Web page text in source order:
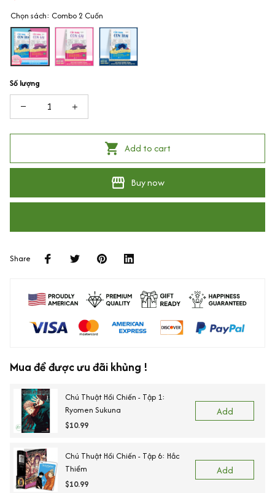
Chọn sách: Combo 2 Cuốn
Số lượng
Add to cart
Buy now
Share
Mua để được ưu đãi khủng !
Chú Thuật Hồi Chiến - Tập 1:
Ryomen Sukuna
$10.99
Add
Chú Thuật Hồi Chiến - Tập 6: Hắc
Thiểm
$10.99
Add